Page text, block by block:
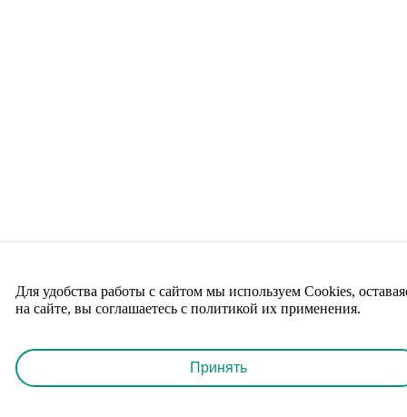
Для удобства работы с сайтом мы используем Cookies,
на сайте, вы соглашаетесь с политикой их применения.
Принять